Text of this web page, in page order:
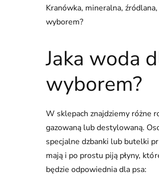
Kranówka, mineralna,
wyborem?
Jaka woda
wyborem?
W sklepach znajdziemy różne
gazowaną lub destylowaną.
specjalne dzbanki lub butelki
mają i po prostu piją płyny,
będzie odpowiednia dla psa: